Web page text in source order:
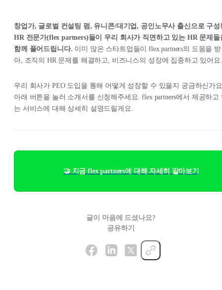
창업가, 글로벌 컨설팅 펌, 유니콘/대기업, 공인노무사 출신으로 구성
HR 전문가(flex partners)들이 우리 회사가 직면하고 있는 HR 문제들
함께 풀어드립니다. 이미 많은 스타트업들이 flex partners의 도움을 받
아, 조직의 HR 문제를 해결하고, 비즈니스의 성장에 집중하고 있어요.
우리 회사가 PEO 도입을 통해 어떻게 성장할 수 있을지 궁금하신가
아래 버튼을 눌러 소개서를 신청해주세요. flex partners에서 제공하고
는 서비스에 대해 상세히 설명드릴게요.
🤝 지금 flex partners에 대해 자세히 알아보기
글이 마음에 드셨나요?
공유하기